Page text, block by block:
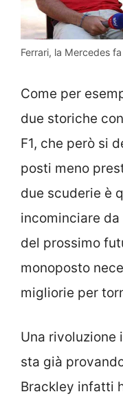
Ferrari, la Mercedes
Come per
due storiche
F1, che però si
posti meno
due scuderie è
incominciare
del prossimo
monoposto
migliorie per
Una rivoluzione
sta già
Brackley infatti